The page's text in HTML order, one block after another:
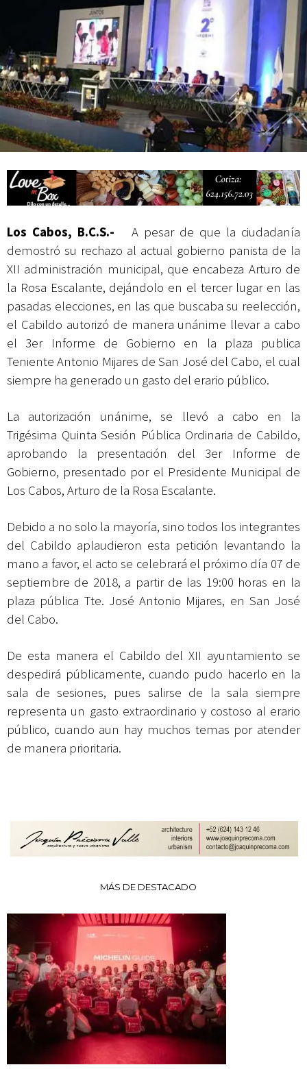
Campesina
Abierto Los Cabos celebra 10 años con un cuadro de lujo y con
actividades de acceso libre
Los Cabos, B.C.S.- A pesar de que la ciudadanía
demostró su rechazo al actual gobierno panista de la
XII administración municipal, que encabeza Arturo de
la Rosa Escalante, dejándolo en el tercer lugar en las
pasadas elecciones, en las que buscaba su reelección,
el Cabildo autorizó de manera unánime llevar a cabo
el 3er Informe de Gobierno en la plaza publica
Teniente Antonio Mijares de San José del Cabo, el cual
siempre ha generado un gasto del erario público.
La autorización unánime, se llevó a cabo en la
Trigésima Quinta Sesión Pública Ordinaria de Cabildo,
aprobando la presentación del 3er Informe de
Gobierno, presentado por el Presidente Municipal de
Los Cabos, Arturo de la Rosa Escalante.
Debido a no solo la mayoría, sino todos los integrantes
del Cabildo aplaudieron esta petición levantando la
mano a favor, el acto se celebrará el próximo día 07 de
septiembre de 2018, a partir de las 19:00 horas en la
plaza pública Tte. José Antonio Mijares, en San José
del Cabo.
De esta manera el Cabildo del XII ayuntamiento se
despedirá públicamente, cuando pudo hacerlo en la
sala de sesiones, pues salirse de la sala siempre
representa un gasto extraordinario y costoso al erario
público, cuando aun hay muchos temas por atender
de manera prioritaria.
MÁS DE DESTACADO